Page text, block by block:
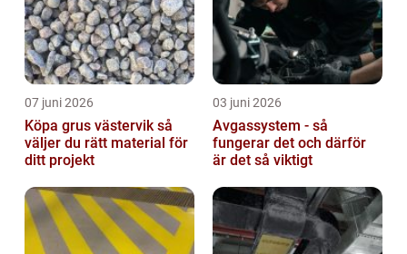
07 juni 2026
Köpa grus västervik så
väljer du rätt material för
ditt projekt
03 juni 2026
Avgassystem - så
fungerar det och därför
är det så viktigt